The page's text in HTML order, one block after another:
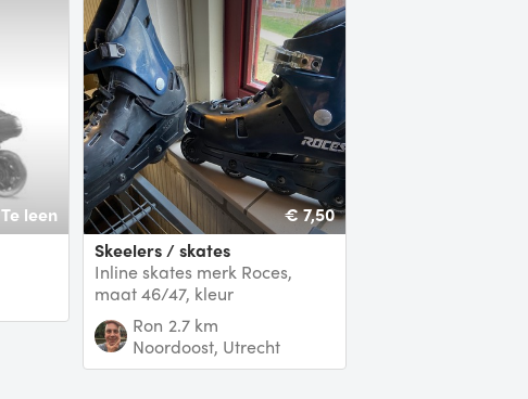
Te leen
€ 7,50
Skeelers / skates
Inline skates merk Roces,
maat 46/47, kleur
donkerblauw/zwart, kunststof
schoenRon 2.7 km
Noordoost, Utrecht